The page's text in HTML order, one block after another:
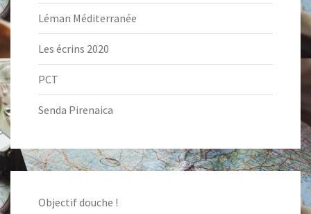
Léman Méditerranée
Les écrins 2020
PCT
Senda Pirenaica
Objectif douche !